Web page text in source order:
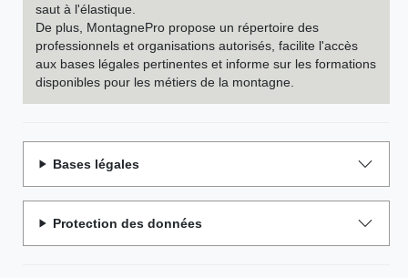
saut à l'élastique.
De plus, MontagnePro propose un répertoire des
professionnels et organisations autorisés, facilite l'accès
aux bases légales pertinentes et informe sur les formations
disponibles pour les métiers de la montagne.
Bases légales
Protection des données